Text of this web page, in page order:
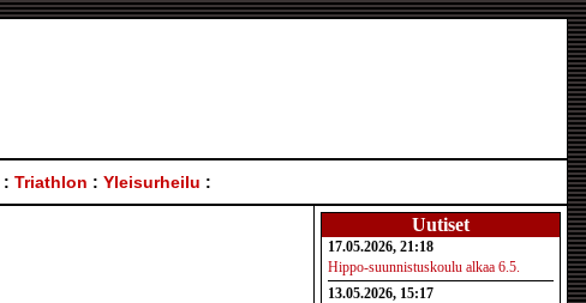
: Triathlon : Yleisurheilu :
Uutiset
17.05.2026, 21:18
Hippo-suunnistuskoulu alkaa 6.5.
13.05.2026, 15:17